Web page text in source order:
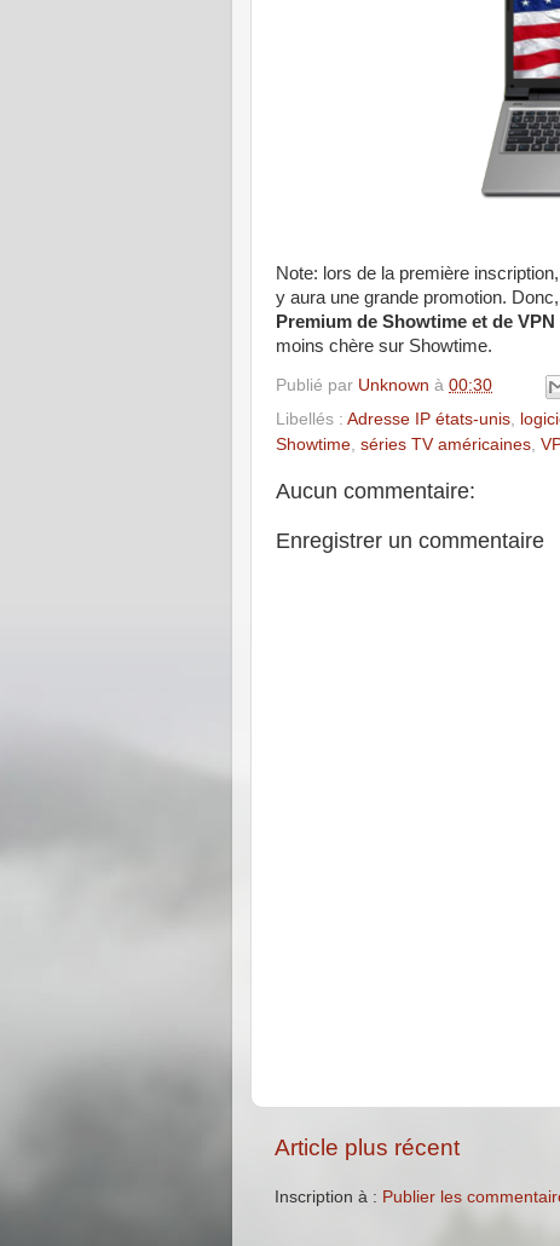
Note: lors de la première
y aura une grande promotion.
Premium de Showtime et de
moins chère sur Showtime.
Publié par Unknown à 00:30
Libellés : Adresse IP états-unis
Showtime séries TV américaines
Aucun commentaire:
Enregistrer un commentaire
Article plus récent
Inscription à : Publier les